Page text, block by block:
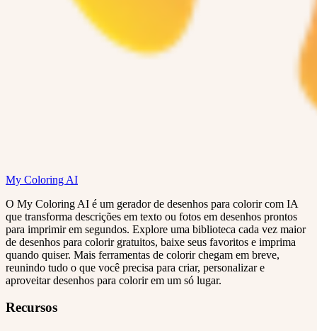
My Coloring AI
O My Coloring AI é um gerador de desenhos para colorir com IA
que transforma descrições em texto ou fotos em desenhos prontos
para imprimir em segundos. Explore uma biblioteca cada vez maior
de desenhos para colorir gratuitos, baixe seus favoritos e imprima
quando quiser. Mais ferramentas de colorir chegam em breve,
reunindo tudo o que você precisa para criar, personalizar e
aproveitar desenhos para colorir em um só lugar.
Recursos